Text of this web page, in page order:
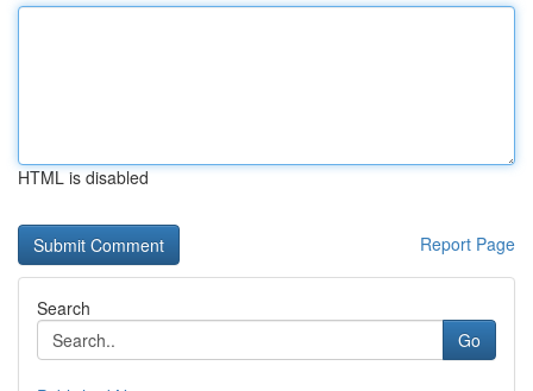
HTML is disabled
Report Page
Search
Go